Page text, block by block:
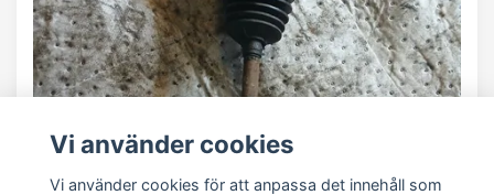
Vi använder cookies
Vi använder cookies för att anpassa det innehåll som